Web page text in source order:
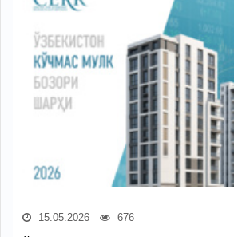
15.05.2026 676